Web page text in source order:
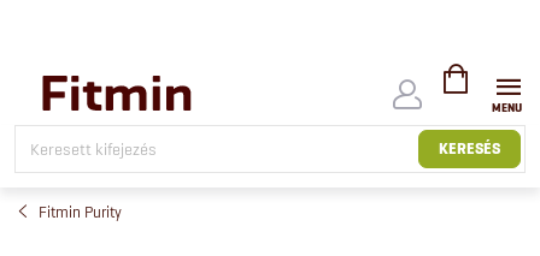
tartalomhoz
KERESÉS
KOSÁR
Fitmin Purity